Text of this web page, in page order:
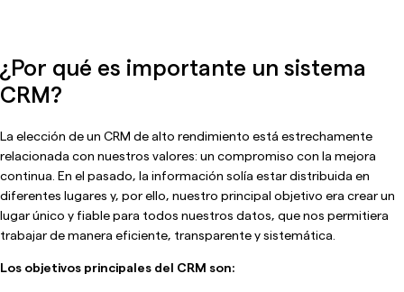
¿Por qué es importante un sistema
CRM?
La elección de un CRM de alto rendimiento está estrechamente
relacionada con nuestros valores: un compromiso con la mejora
continua. En el pasado, la información solía estar distribuida en
diferentes lugares y, por ello, nuestro principal objetivo era crear un
lugar único y fiable para todos nuestros datos, que nos permitiera
trabajar de manera eficiente, transparente y sistemática.
Los objetivos principales del CRM son: